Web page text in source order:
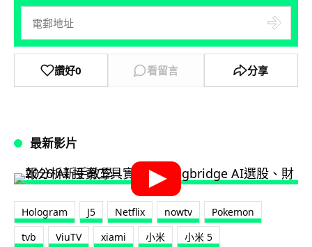
讚好0 看留言 分享
最新影片
Hologram J5 Netflix nowtv
Pokemon
tvb
ViuTV xiami 小米 小米 5